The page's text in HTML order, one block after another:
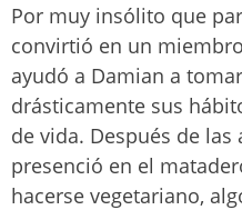
Por muy insólito que
convirtió en un
ayudó a Damian a
drásticamente sus
de vida. Después de
presenció en el
hacerse vegetariano,